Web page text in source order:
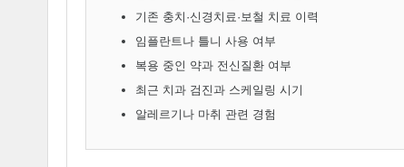
기존 충치·신경치료·보철 치료 이력
임플란트나 틀니 사용 여부
복용 중인 약과 전신질환 여부
최근 치과 검진과 스케일링 시기
알레르기나 마취 관련 경험